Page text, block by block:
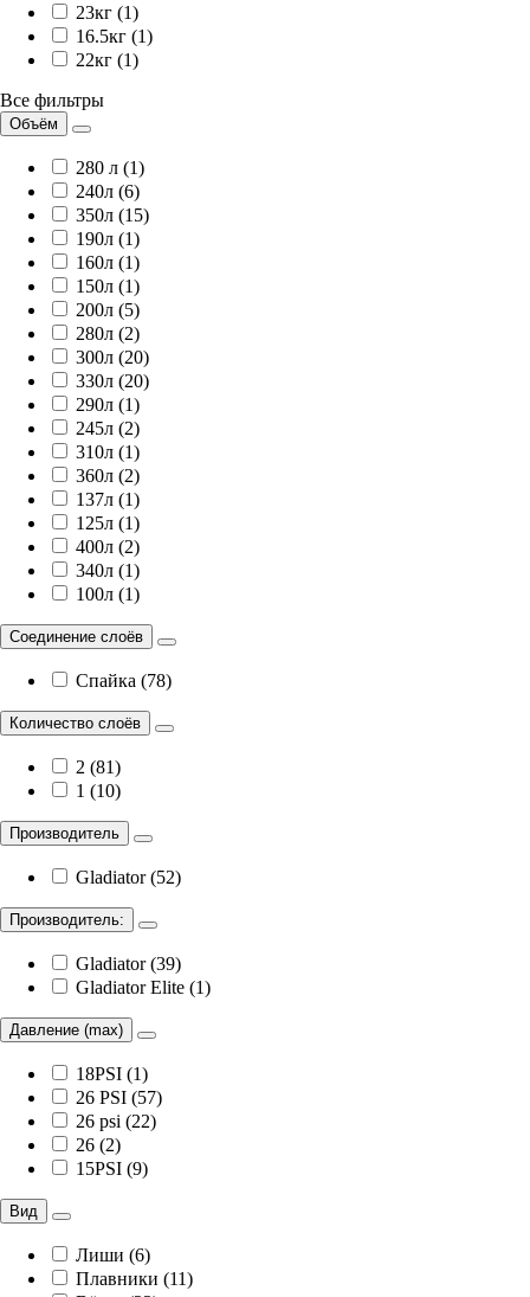
23кг (1)
16.5кг (1)
22кг (1)
Все фильтры
Объём
280 л (1)
240л (6)
350л (15)
190л (1)
160л (1)
150л (1)
200л (5)
280л (2)
300л (20)
330л (20)
290л (1)
245л (2)
310л (1)
360л (2)
137л (1)
125л (1)
400л (2)
340л (1)
100л (1)
Соединение слоёв
Спайка (78)
Количество слоёв
2 (81)
1 (10)
Производитель
Gladiator (52)
Производитель:
Gladiator (39)
Gladiator Elite (1)
Давление (max)
18PSI (1)
26 PSI (57)
26 psi (22)
26 (2)
15PSI (9)
Вид
Лиши (6)
Плавники (11)